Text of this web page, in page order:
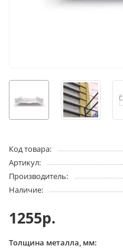
Код товара:
Артикул:
Производитель:
Наличие:
1255р.
Толщина металла, мм: